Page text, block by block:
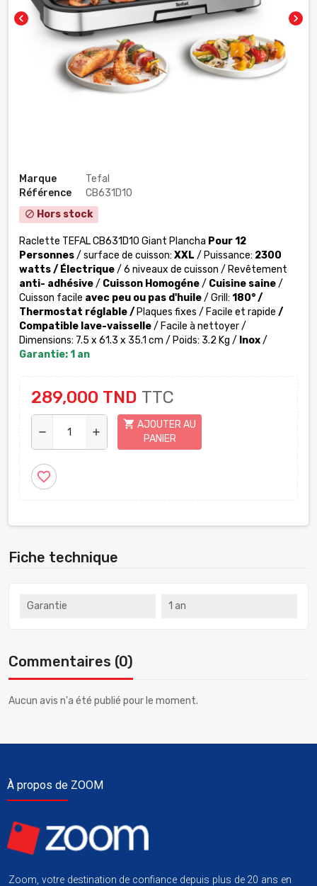
chevron_left chevron_right
Marque
Tefal
Référence
CB631D10
block Hors stock
Raclette TEFAL CB631D10 Giant Plancha Pour 12
Personnes/ surface de cuisson: XXL / Puissance: 2300
watts / Électrique/ 6 niveaux de cuisson / Revêtement
anti- adhésive/ Cuisson Homogéne/ Cuisine saine/
Cuisson facile avec peu ou pas d'huile/ Grill: 180° /
Thermostat réglable / Plaques fixes / Facile et rapide /
Compatible lave-vaisselle/ Facile à nettoyer /
Dimensions: 7.5 x 61.3 x 35.1 cm / Poids: 3.2 Kg / Inox/
Garantie: 1 an
289,000 TND TTC
remove add
shopping_cart AJOUTER AU
PANIER
favorite_border
Fiche technique
Garantie 1 an
Commentaires (0)
Aucun avis n'a été publié pour le moment.
À propos de ZOOM
Zoom, votre destination de confiance depuis plus de 20 ans en